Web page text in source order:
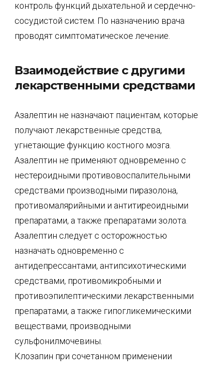
контроль функций дыхательной и сердечно-
сосудистой систем. По назначению врача
проводят симптоматическое лечение.
Взаимодействие с другими
лекарственными средствами
Азалептин не назначают пациентам, которые
получают лекарственные средства,
угнетающие функцию костного мозга.
Азалептин не применяют одновременно с
нестероидными противовоспалительными
средствами производными пиразолона,
противомалярийными и антитиреоидными
препаратами, а также препаратами золота.
Азалептин следует с осторожностью
назначать одновременно с
антидепрессантами, антипсихотическими
средствами, противомикробными и
противоэпилептическими лекарственными
препаратами, а также гипогликемическими
веществами, производными
сульфонилмочевины.
Клозапин при сочетанном применении